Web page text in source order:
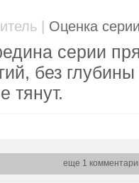
| Оценка
серии
без
тянут.
еще 1